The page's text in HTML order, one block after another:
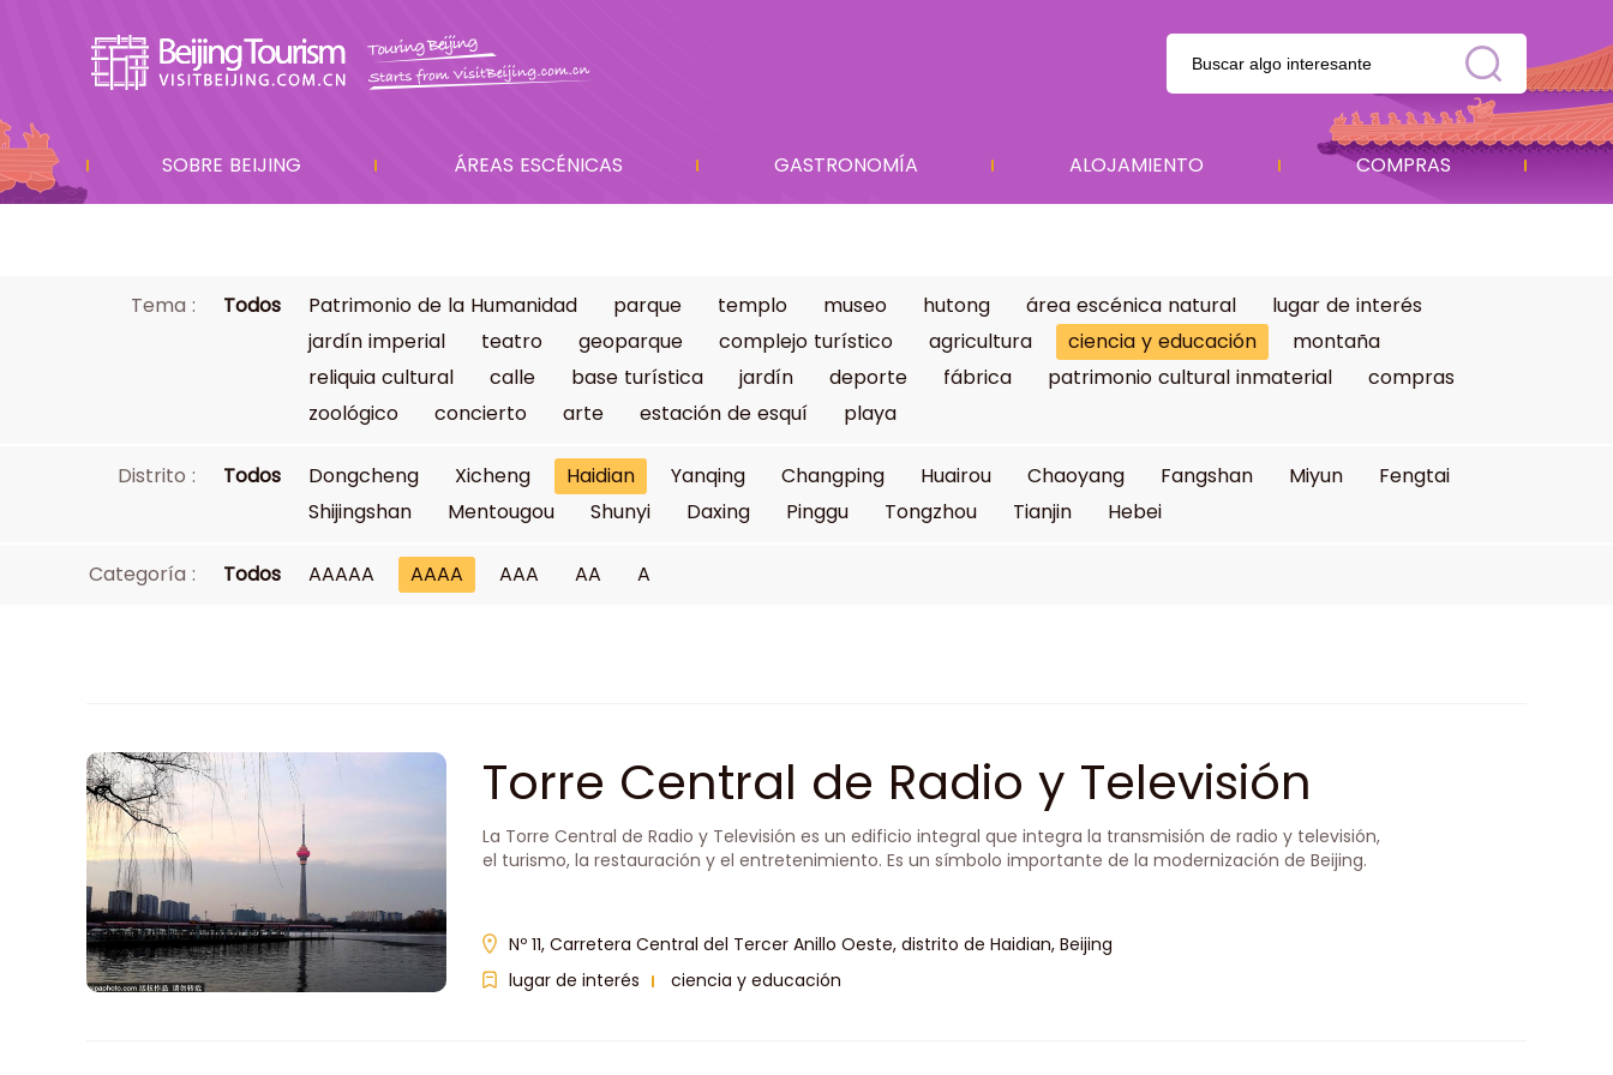
SOBRE BEIJING ÁREAS ESCÉNICAS GASTRONOMÍA ALOJAMIENTO COMPRAS
Tema : Todos Patrimonio de la Humanidad parque templo museo hutong área escénica natural
lugar de interés
jardín imperial
teatro geoparque complejo turístico agricultura ciencia y educación
montaña
reliquia cultural
calle base turística jardín deporte fábrica patrimonio cultural inmaterial
compras
zoológico
concierto arte estación de esquí playa
Distrito : Todos Dongcheng Xicheng Haidian Yanqing Changping Huairou Chaoyang Fangshan Miyun
Fengtai
Shijingshan
Mentougou Shunyi Daxing Pinggu Tongzhou Tianjin Hebei
Categoría : Todos AAAAA AAAA AAA AA A
Torre Central de Radio y Televisión
La Torre Central de Radio y Televisión es un edificio integral que integra la transmisión de radio y televisión,
el turismo, la restauración y el entretenimiento. Es un símbolo importante de la modernización de Beijing.
Nº 11, Carretera Central del Tercer Anillo Oeste, distrito de Haidian, Beijing
lugar de interés
ciencia y educación